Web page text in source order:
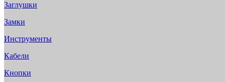
Заглушки
Замки
Инструменты
Кабели
Кнопки